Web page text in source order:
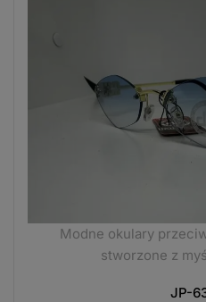
Modne okulary
stworzone z
JP-